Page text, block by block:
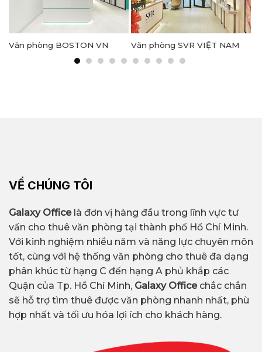
Văn phòng BOSTON VN Văn phòng SVR VIỆT NAM
VỀ CHÚNG TÔI
Galaxy Officelà đơn vị hàng đầu trong lĩnh vực tư
vấn cho thuê văn phòng tại thành phố Hồ Chí Minh.
Với kinh nghiệm nhiều năm và năng lực chuyên môn
tốt, cùng với hệ thống văn phòng cho thuê đa dạng
phân khúc từ hạng C đến hạng A phủ khắp các
Quận của Tp. Hồ Chí Minh, Galaxy Office chắc chắn
sẽ hỗ trợ tìm thuê được văn phòng nhanh nhất, phù
hợp nhất và tối ưu hóa lợi ích cho khách hàng.